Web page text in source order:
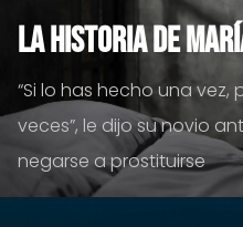
La historia de
“Si lo has hecho una
veces”, le dijo su novio
negarse a prostituirse